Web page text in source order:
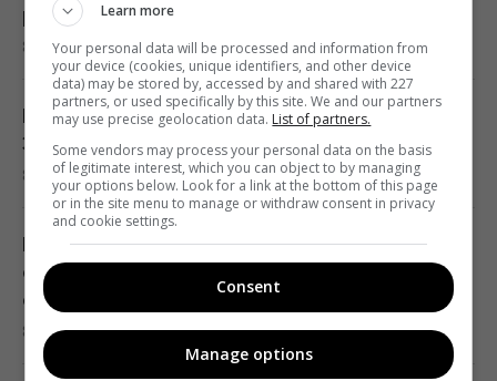
Україна купила у Туреччини партію ракет
ATACMS і гусеничні версії "Хаймарсів"
20:30 субота, 08 серпня 2026
Лев Тарас, якого врятували від війни в
Україні, тяжко захворів
20:13 субота, 08 серпня 2026
"Вибухають" через кожну дрібницю: 9
проблем людей, яких легко розізлити
20:12 субота, 08 серпня 2026
рушники, щоб вони пахли свіжістю
8 серпня 2026, 21:47
Виведення українських військ з Донбасу:
Зеленський розставив всі крапки над "і"
8 серпня 2026, 21:31
Полиці у супермаркетах України
спорожніли: чи буде дефіцит продуктів і
стрибок цін
8 серпня 2026, 20:52
Learn more
Your personal data will be processed and information from
your device (cookies, unique identifiers, and other device
data) may be stored by, accessed by and shared with 227
partners, or used specifically by this site. We and our partners
may use precise geolocation data. List of partners.
Some vendors may process your personal data on the basis
of legitimate interest, which you can object to by managing
your options below. Look for a link at the bottom of this page
or in the site menu to manage or withdraw consent in privacy
and cookie settings.
Consent
Manage options